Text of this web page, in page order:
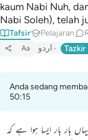
kaum Nabi Nuh,
Nabi Soleh), telah
Tafsir Pelajaran
Aa اردو Tazkir
Anda sedang
50:15
بار بار ایسا ہوا ہے کہ